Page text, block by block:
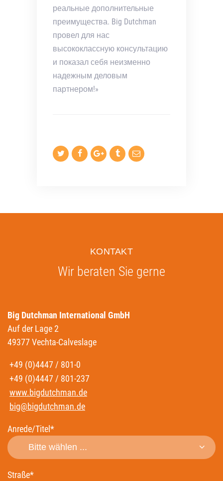
реальные дополнительные
преимущества. Big Dutchman
провел для нас
высококлассную консультацию
и показал себя неизменно
надежным деловым
партнером!»
KONTAKT
Wir beraten Sie gerne
Big Dutchman International GmbH
Auf der Lage 2
49377 Vechta-Calveslage
+49 (0)4447 / 801-0
+49 (0)4447 / 801-237
www.bigdutchman.de
big@bigdutchman.de
Anrede/Titel*
Straße*